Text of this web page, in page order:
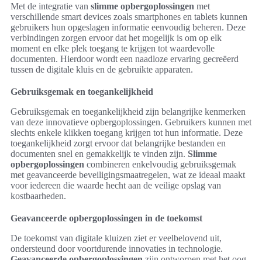
Met de integratie van slimme opbergoplossingen met
verschillende smart devices zoals smartphones en tablets kunnen
gebruikers hun opgeslagen informatie eenvoudig beheren. Deze
verbindingen zorgen ervoor dat het mogelijk is om op elk
moment en elke plek toegang te krijgen tot waardevolle
documenten. Hierdoor wordt een naadloze ervaring gecreëerd
tussen de digitale kluis en de gebruikte apparaten.
Gebruiksgemak en toegankelijkheid
Gebruiksgemak en toegankelijkheid zijn belangrijke kenmerken
van deze innovatieve opbergoplossingen. Gebruikers kunnen met
slechts enkele klikken toegang krijgen tot hun informatie. Deze
toegankelijkheid zorgt ervoor dat belangrijke bestanden en
documenten snel en gemakkelijk te vinden zijn. Slimme
opbergoplossingen combineren enkelvoudig gebruiksgemak
met geavanceerde beveiligingsmaatregelen, wat ze ideaal maakt
voor iedereen die waarde hecht aan de veilige opslag van
kostbaarheden.
Geavanceerde opbergoplossingen in de toekomst
De toekomst van digitale kluizen ziet er veelbelovend uit,
ondersteund door voortdurende innovaties in technologie.